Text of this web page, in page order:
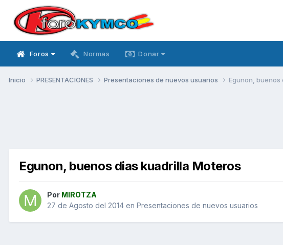
Foros Normas Donar
Inicio PRESENTACIONES Presentaciones de nuevos usuarios Egunon, buenos
Egunon, buenos dias kuadrilla Moteros
Por MIROTZA
27 de Agosto del 2014 en Presentaciones de nuevos usuarios